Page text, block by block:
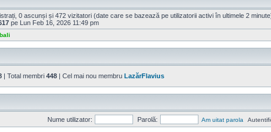
0 ascunși și 472 vizitatori (date care se bazează pe utilizatorii activi în ultimele 2
pe Lun Feb 16, 2026 11:49 pm
| Total membri 448 | Cel mai nou membru LazărFlavius
Nume utilizator: Parolă: Am uitat parola